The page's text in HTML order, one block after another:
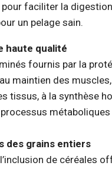
faciliter la digestion
un pelage sain.
haute qualité
fournis par la
maintien des
tissus, à la synthèse
processus métaboliques
des grains entiers
de céréales